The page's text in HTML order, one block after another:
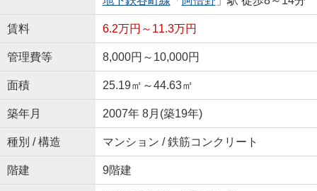
賃料 6.2万円～11.3万円
管理費等 8,000円～10,000円
面積 25.19㎡～44.63㎡
築年月 2007年 8月(築19年)
種別 / 構造 マンション / 鉄筋コンクリート
階建 9階建